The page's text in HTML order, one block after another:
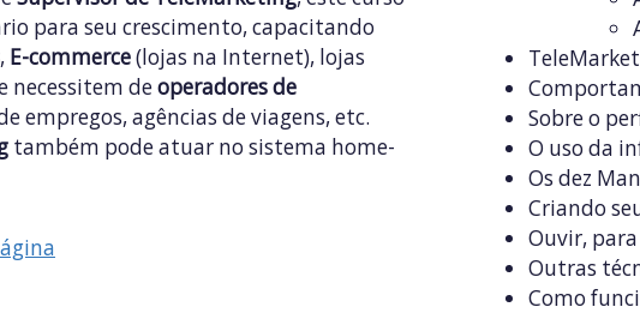
para seu crescimento, capacitando
, E-commerce(lojas na Internet), lojas
necessitem deoperadores de
empregos, agências de viagens, etc.
também pode atuar no sistema home-
Sobre o
O uso da
Os dez
Criando
Ouvir,
Outras
Como